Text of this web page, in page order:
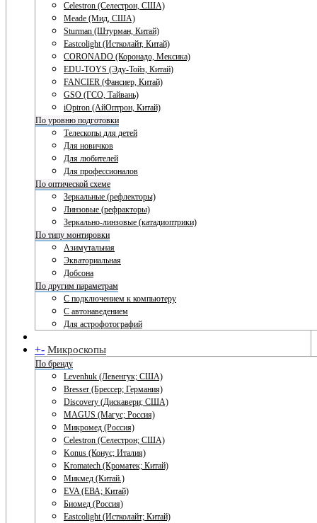
Celestron (Селестрон, США)
Meade (Мид, США)
Sturman (Штурман, Китай)
Eastcolight (Истколайт, Китай)
CORONADO (Коронадо, Мексика)
EDU-TOYS (Эду-Тойз, Китай)
FANCIER (Фансиер, Китай)
GSO (ГСО, Тайвань)
iOptron (АйОптрон, Китай)
По уровню подготовки
Телескопы для детей
Для новичков
Для любителей
Для профессионалов
По оптической схеме
Зеркальные (рефлекторы)
Линзовые (рефракторы)
Зеркально-линзовые (катадиоптрики)
По типу монтировки
Азимутальная
Экваториальная
Добсона
По другим параметрам
С подключением к компьютеру
С автонаведением
Для астрофотографий
+- Микроскопы
По бренду
Levenhuk (Левенгук; США)
Bresser (Брессер; Германия)
Discovery (Дискавери; США)
MAGUS (Магус; Россия)
Микромед (Россия)
Celestron (Селестрон; США)
Konus (Конус; Италия)
Kromatech (Кроматек; Китай)
Микмед (Китай.)
EVA (ЕВА; Китай)
Биомед (Россия)
Eastcolight (Истколайт; Китай)